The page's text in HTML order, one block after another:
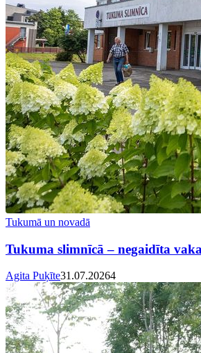
Tukumā un novadā
Tukuma slimnīcā – negaidīta
Agita Puķīte31.07.20264